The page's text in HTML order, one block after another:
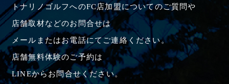
トナリノゴルフへのFC店加盟についてのご質問や
店舗取材などのお問合せは
メールまたはお電話にてご連絡ください。
店舗無料体験のご予約は
LINEからお問合せください。